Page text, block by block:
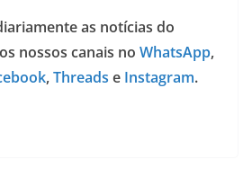
as notícias do
nossos canais no WhatsApp,
,Threads e Instagram.